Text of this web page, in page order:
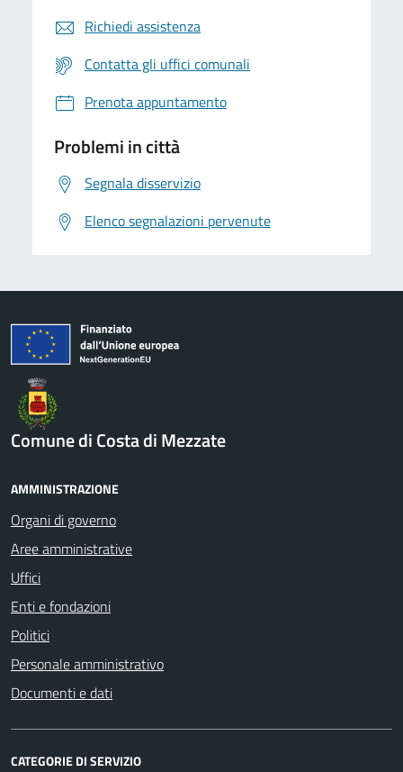
Richiedi assistenza
Contatta gli uffici comunali
Prenota appuntamento
Problemi in città
Segnala disservizio
Elenco segnalazioni pervenute
Comune di Costa di Mezzate
AMMINISTRAZIONE
Organi di governo
Aree amministrative
Uffici
Enti e fondazioni
Politici
Personale amministrativo
Documenti e dati
CATEGORIE DI SERVIZIO